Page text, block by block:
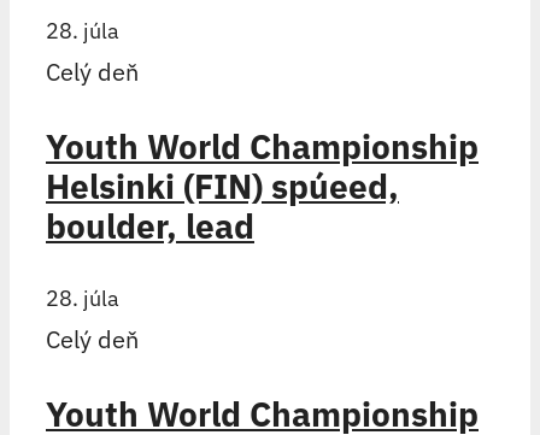
28. júla
Celý deň
Youth World Championship
Helsinki (FIN) spúeed,
boulder, lead
28. júla
Celý deň
Youth World Championship